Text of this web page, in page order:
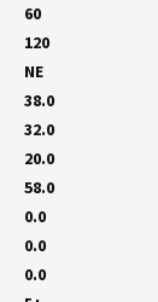
60
120
NE
38.0
32.0
20.0
58.0
0.0
0.0
0.0